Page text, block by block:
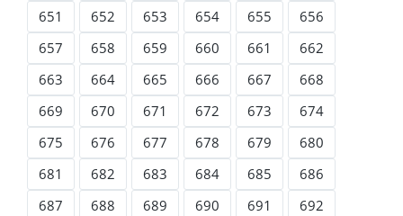
651
652 653 654 655
656
657
658 659 660 661
662
663
664 665 666 667
668
669
670 671 672 673
674
675
676 677 678 679
680
681
682 683 684 685
686
687
688 689 690 691
692